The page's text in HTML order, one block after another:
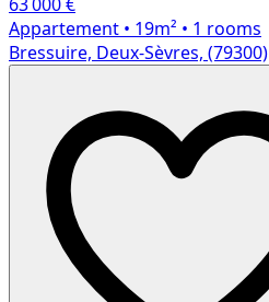
Appartement • 19m² • 1 rooms
Bressuire, Deux-Sèvres, (79300)